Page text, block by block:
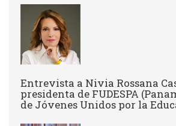
Entrevista a Nivia Rossana
presidenta de FUDESPA
de Jóvenes Unidos por la